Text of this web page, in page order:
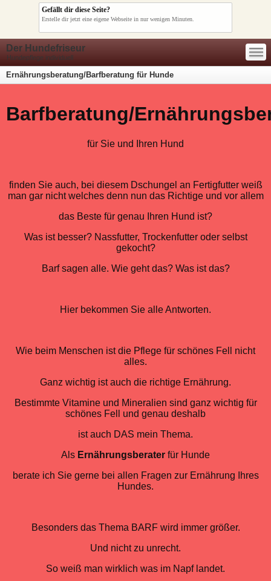
Gefällt dir diese Seite?
Erstelle dir jetzt eine eigene Webseite in nur wenigen Minuten.
Der Hundefriseur
Hundepflege individuell
—
—
—
Ernährungsberatung/Barfberatung für Hunde
Barfberatung/
für Sie und Ihren Hund
finden Sie auch, bei diesem Dschungel an Fertigfutter weiß
man gar nicht welches denn nun das Richtige und vor allem
das Beste für genau Ihren Hund ist?
Was ist besser? Nassfutter, Trockenfutter oder selbst
gekocht?
Barf sagen alle. Wie geht das? Was ist das?
Hier bekommen Sie alle Antworten.
Wie beim Menschen ist die Pflege für schönes Fell nicht
alles.
Ganz wichtig ist auch die richtige Ernährung.
Bestimmte Vitamine und Mineralien sind ganz wichtig für
schönes Fell und genau deshalb
ist auch DAS mein Thema.
Als Ernährungsberater für Hunde
berate ich Sie gerne bei allen Fragen zur Ernährung Ihres
Hundes.
Besonders das Thema BARF wird immer größer.
Und nicht zu unrecht.
So weiß man wirklich was im Napf landet.